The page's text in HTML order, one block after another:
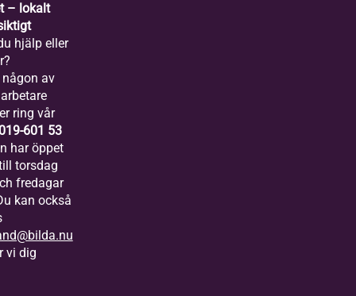
– lokalt
hjälp eller
av
ring vår
601 53
har öppet
torsdag
fredagar
kan också
vi dig